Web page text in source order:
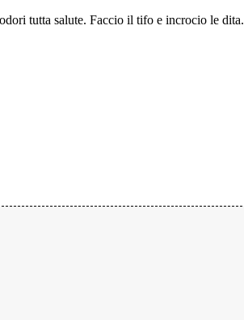
tutta salute. Faccio il tifo e incrocio le dita.